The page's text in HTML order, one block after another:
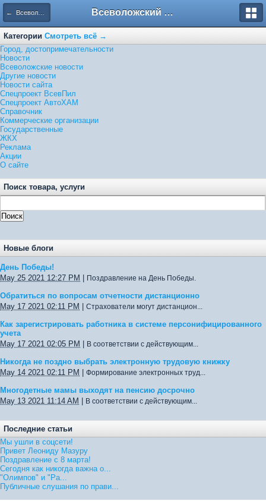
← Всеволожские новости Всеволожский форум
Категории Смотреть всё →
Город, достопримечательности
Новости
Всеволожские новости
Другие новости
Новости сайта
Спецпроект ВсевПил
Спецпроект АвтоХАМ
Справочник
Коммерческие организации
Государственные
ЖКХ
Реклама
Акции
О сайте
Поиск товара, услуги
Новые блоги
День Победы!
May 25 2021 12:27 PM
Поздравление на День Победы.
Обратиться по вопросам отчетности дистанционно
May 17 2021 02:11 PM
Страхователи могут дистанцион...
Как зарегистрировать работника в системе персонифицированного
учета
May 17 2021 02:05 PM
В соответствии с действующим...
Никогда не поздно выбрать электронную трудовую книжку
May 14 2021 02:11 PM
Формирование электронных труд...
Многодетные мамы выходят на пенсию досрочно
May 13 2021 11:14 AM
В соответствии с действующим...
Последние статьи
Мы ушли в соцсети!
Привет Леониду Мазуру
Поздравление с 8 марта!
Сегодня как никогда важна о...
"Олимпов" и "Ра...
Публичные слушания по прави...